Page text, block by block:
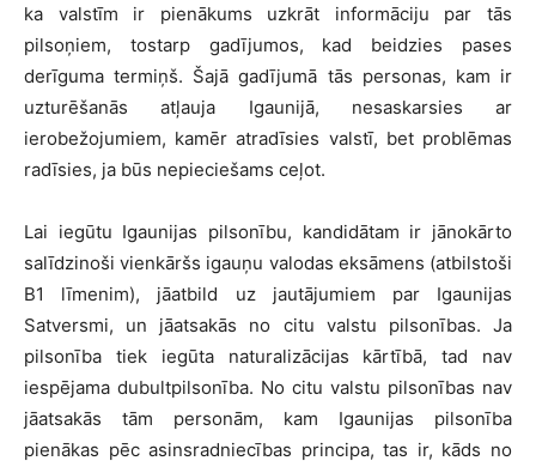
ka valstīm ir pienākums uzkrāt informāciju par tās
pilsoņiem, tostarp gadījumos, kad beidzies pases
derīguma termiņš. Šajā gadījumā tās personas, kam ir
uzturēšanās atļauja Igaunijā, nesaskarsies ar
ierobežojumiem, kamēr atradīsies valstī, bet problēmas
radīsies, ja būs nepieciešams ceļot.
Lai iegūtu Igaunijas pilsonību, kandidātam ir jānokārto
salīdzinoši vienkāršs igauņu valodas eksāmens (atbilstoši
B1 līmenim), jāatbild uz jautājumiem par Igaunijas
Satversmi, un jāatsakās no citu valstu pilsonības. Ja
pilsonība tiek iegūta naturalizācijas kārtībā, tad nav
iespējama dubultpilsonība. No citu valstu pilsonības nav
jāatsakās tām personām, kam Igaunijas pilsonība
pienākas pēc asinsradniecības principa, tas ir, kāds no